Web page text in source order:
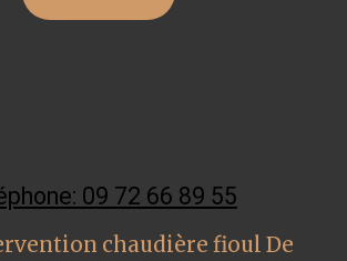
09 72 66 89 55
chaudière fioul De